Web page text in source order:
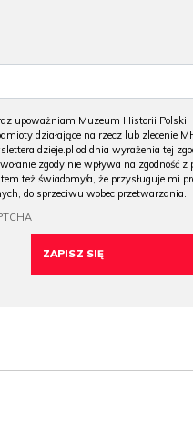
upoważniam Muzeum Historii
działające na rzecz lub zlecenie
dzieje.pl od dnia wyrażenia tej
zgody nie wpływa na
też świadomy/a, że przysługuje mi
do sprzeciwu wobec przetwarzania.